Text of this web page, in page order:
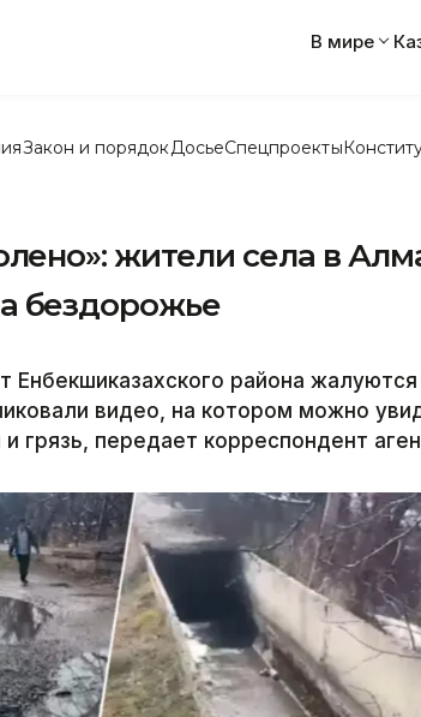
В мире
Закон и порядок ДосьеСпецпроекты
жители села в
бездорожье
Енбекшиказахского района
видео, на котором можно
грязь, передает корреспондент